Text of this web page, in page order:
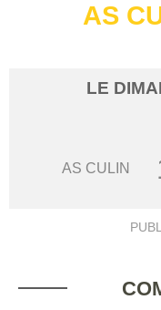
AS
LE
AS CULIN